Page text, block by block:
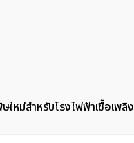
หม่สำหรับโรงไฟฟ้าเชื้อเพลิง